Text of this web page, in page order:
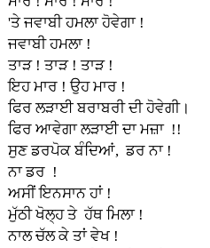
'ਤੇ ਜਵਾਬੀ ਹਮਲਾ ਹੋਵੇਗਾ !
ਜਵਾਬੀ ਹਮਲਾ !
ਤਾੜ ! ਤਾੜ ! ਤਾੜ !
ਇਹ ਮਾਰ ! ਉਹ ਮਾਰ !
ਫਿਰ ਲੜਾਈ ਬਰਾਬਰੀ ਦੀ ਹੋਵੇਗੀ।
ਫਿਰ ਆਵੇਗਾ ਲੜਾਈ ਦਾ ਮਜ਼ਾ !!
ਸੁਣ ਡਰਪੋਕ ਬੰਦਿਆਂ, ਡਰ ਨਾ !
ਨਾ ਡਰ !
ਅਸੀਂ ਇਨਸਾਨ ਹਾਂ !
ਮੁੱਠੀ ਖੋਲ੍ਹ ਤੇ ਹੱਥ ਮਿਲਾ !
ਨਾਲ ਚੱਲ ਕੇ ਤਾਂ ਵੇਖ !